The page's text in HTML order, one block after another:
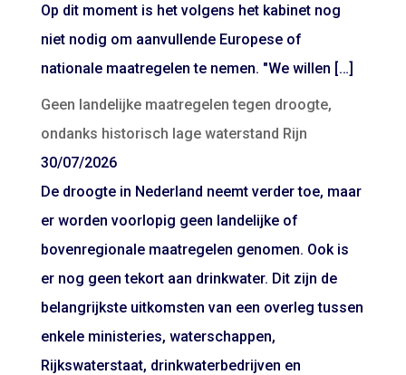
Op dit moment is het volgens het kabinet nog
niet nodig om aanvullende Europese of
nationale maatregelen te nemen. "We willen […]
Geen landelijke maatregelen tegen droogte,
ondanks historisch lage waterstand Rijn
30/07/2026
De droogte in Nederland neemt verder toe, maar
er worden voorlopig geen landelijke of
bovenregionale maatregelen genomen. Ook is
er nog geen tekort aan drinkwater. Dit zijn de
belangrijkste uitkomsten van een overleg tussen
enkele ministeries, waterschappen,
Rijkswaterstaat, drinkwaterbedrijven en